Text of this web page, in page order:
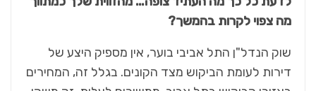
מה צפוי לקרות בהמשך?
שוק הנדל"ן התל אביבי בוער, אין מספיק היצע של
דירות לעומת הביקוש מצד הקונים. בגלל זה, המחירים